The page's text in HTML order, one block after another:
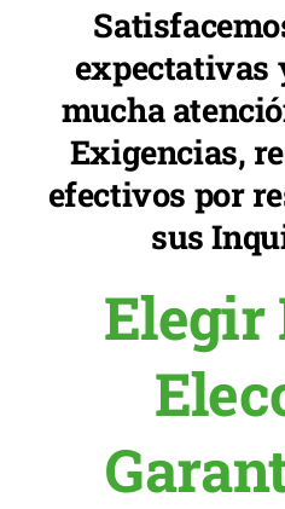
expectativas
mucha
Exigencias,
efectivos por
sus
Elegir